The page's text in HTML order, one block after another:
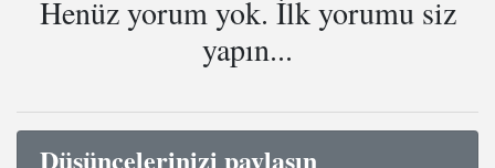
Henüz yorum yok. İlk yorumu siz
yapın...
Düşüncelerinizi paylaşın